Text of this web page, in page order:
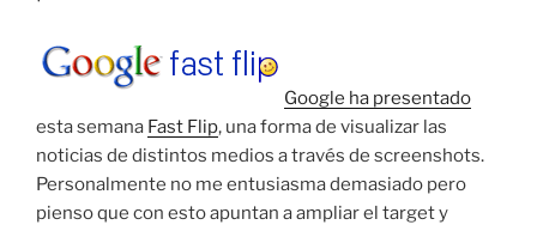
Google ha presentado
esta semana Fast Flip, una forma de visualizar las
noticias de distintos medios a través de screenshots.
Personalmente no me entusiasma demasiado pero
pienso que con esto apuntan a ampliar el target y